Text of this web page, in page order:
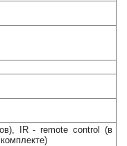
IR - remote control (в